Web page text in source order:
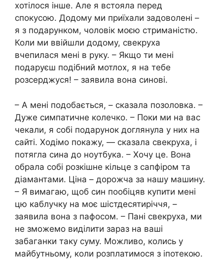
хотілося інше. Але я встояла перед
спокусою. Додому ми приїхали задоволені –
я з подарунком, чоловік моєю стриманістю.
Коли ми ввійшли додому, свекруха
вчепилася мені в руку. – Якщо ти мені
подаруєш подібний мотлох, я на тебе
розсерджуся! – заявила вона синові.
– А мені подобається, – сказала позоловка. –
Дуже симпатичне колечко. – Поки ми на вас
чекали, я собі подарунок доглянула у них на
сайті. Ходімо покажу, — сказала свекруха, і
потягла сина до ноутбука. – Хочу це. Вона
обрала собі розкішне кільце з сапфіром та
діамантами. Ціна – дорожча за нашу машину.
– Я вимагаю, щоб син пообіцяв купити мені
цю каблучку на моє шістдесятиріччя, –
заявила вона з пафосом. – Пані свекруха, ми
не зможемо виділити зараз на ваші
забаганки таку суму. Можливо, колись у
майбутньому, коли розплатимося з іпотекою.